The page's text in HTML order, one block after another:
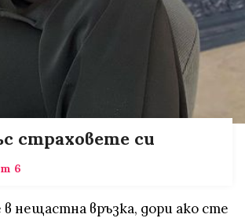
страховете си
6
нещастна връзка, дори ако сте